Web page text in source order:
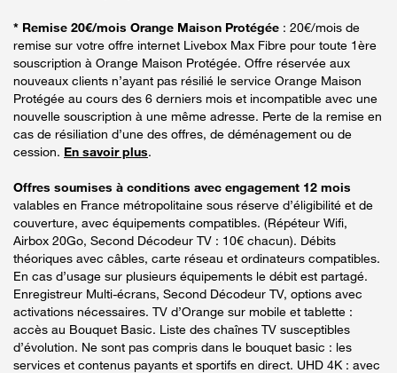
* Remise 20€/mois Orange Maison Protégée : 20€/mois de
remise sur votre offre internet Livebox Max Fibre pour toute 1ère
souscription à Orange Maison Protégée. Offre réservée aux
nouveaux clients n’ayant pas résilié le service Orange Maison
Protégée au cours des 6 derniers mois et incompatible avec une
nouvelle souscription à une même adresse. Perte de la remise en
cas de résiliation d’une des offres, de déménagement ou de
cession. En savoir plus.
Offres soumises à conditions avec engagement 12 mois
valables en France métropolitaine sous réserve d’éligibilité et de
couverture, avec équipements compatibles. (Répéteur Wifi,
Airbox 20Go, Second Décodeur TV : 10€ chacun). Débits
théoriques avec câbles, carte réseau et ordinateurs compatibles.
En cas d’usage sur plusieurs équipements le débit est partagé.
Enregistreur Multi-écrans, Second Décodeur TV, options avec
activations nécessaires. TV d’Orange sur mobile et tablette :
accès au Bouquet Basic. Liste des chaînes TV susceptibles
d’évolution. Ne sont pas compris dans le bouquet basic : les
services et contenus payants et sportifs en direct. UHD 4K : avec